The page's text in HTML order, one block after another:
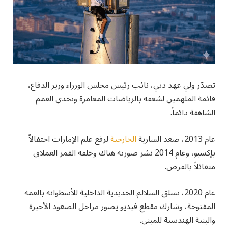
تصدّر ولي عهد دبي، نائب رئيس مجلس الوزراء وزير الدفاع،
قائمة الملهمين لشغفه بالرياضات المغامرة وتحدي القمم
الشاهقة دائماً.
عام 2013، صعد السارية
الخارجيةلرفع علم الإمارات احتفالاً
بإكسبو، وعام 2014 نشر صورته هناك وخلفه القمر العملاق
متفائلاً بالفرص.
عام 2020، تسلق السلالم الحديدية الداخلية للأسطوانة بالقمة
المفتوحة، وشارك مقطع فيديو يصور مراحل الصعود الأخيرة
والبنية الهندسية للمبنى.